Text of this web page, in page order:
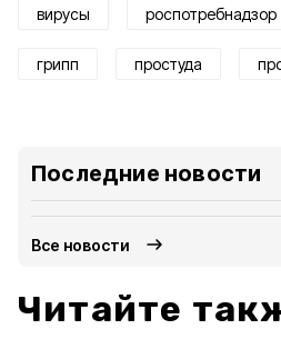
вирусы роспотребнадзор
грипп простуда
Последние новости
Все новости
Читайте